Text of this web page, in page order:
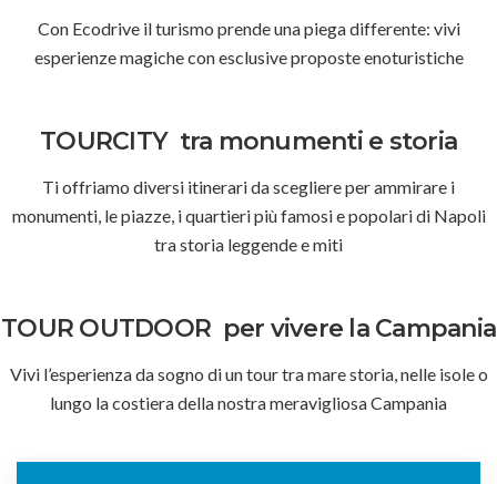
Con Ecodrive il turismo prende una piega differente: vivi
esperienze magiche con esclusive proposte enoturistiche
TOURCITY tra monumenti e storia
Ti offriamo diversi itinerari da scegliere per ammirare i
monumenti, le piazze, i quartieri più famosi e popolari di Napoli
tra storia leggende e miti
TOUR OUTDOOR per vivere la Campania
Vivi l’esperienza da sogno di un tour tra mare storia, nelle isole o
lungo la costiera della nostra meravigliosa Campania